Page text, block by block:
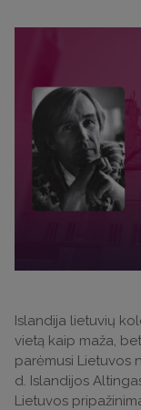
Islandija lietuvių
vietą kaip maža,
parėmusi Lietuvos
d. Islandijos
Lietuvos